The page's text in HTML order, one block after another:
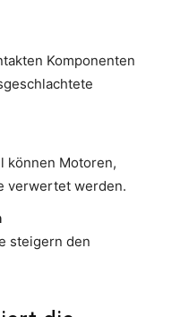
Komponenten
können Motoren,
verwertet werden.
steigern den